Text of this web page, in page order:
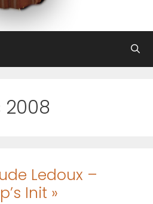
2008
Ledoux –
Init »